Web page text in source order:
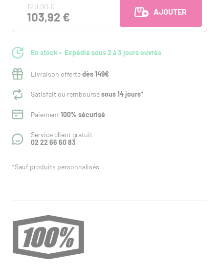
129,90 €
103,92 € AJOUTER AU
En stock Expédié sous 2 à 3 jours ouvrés
Livraison offertedès 149€
Satisfait ou remboursésous 14 jours*
Paiement100% sécurisé
Service client gratuit
02 22 66 60 83
*Sauf produits personnalisés